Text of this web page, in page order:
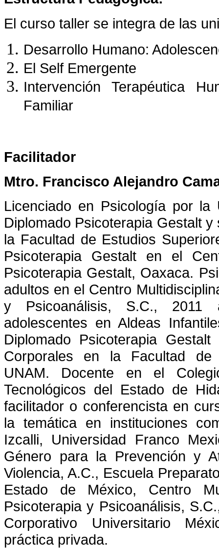
El curso taller se integra de las
Desarrollo Humano:
El Self Emergente
Intervención Terapéutica
Familiar
Facilitador
Mtro. Francisco Alejandro
Licenciado en Psicología por la
Diplomado Psicoterapia Gestalt
la Facultad de Estudios
Psicoterapia Gestalt en el
Psicoterapia Gestalt, Oaxaca.
adultos en el Centro
y Psicoanálisis, S.C., 2011
adolescentes en Aldeas
Diplomado Psicoterapia
Corporales en la Facultad de
UNAM. Docente en el
Tecnológicos del Estado de
facilitador o conferencista en
la temática en instituciones
Izcalli, Universidad Franco
Género para la Prevención y
Violencia, A.C., Escuela
Estado de México, Centro
Psicoterapia y Psicoanálisis,
Corporativo Universitario
práctica privada.